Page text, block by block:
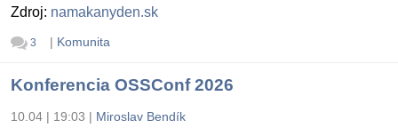
Zdroj: namakanyden.sk
3 | Komunita
Konferencia OSSConf 2026
10.04 | 19:03 | Miroslav Bendík